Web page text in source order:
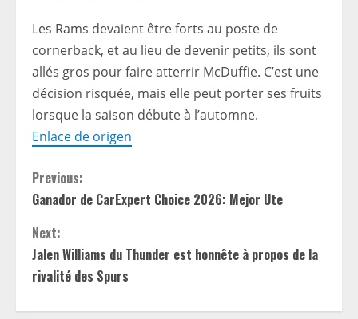
Les Rams devaient être forts au poste de
cornerback, et au lieu de devenir petits, ils sont
allés gros pour faire atterrir McDuffie. C’est une
décision risquée, mais elle peut porter ses fruits
lorsque la saison débute à l’automne.
Enlace de origen
C
o
n
t
Previous:
Ganador de CarExpert Choice 2026: Mejor Ute
Next:
Jalen Williams du Thunder est honnête à propos de la
rivalité des Spurs